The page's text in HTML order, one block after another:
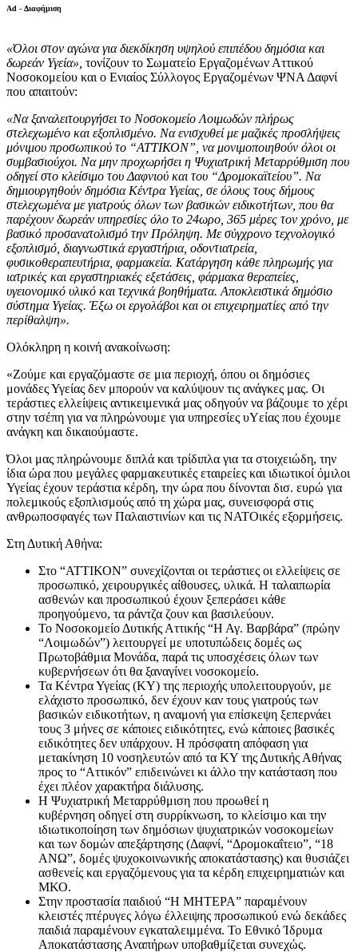
Ad - Διαφήμιση
«Όλοι στον αγώνα για διεκδίκηση υψηλού επιπέδου δημόσια και
δωρεάν Υγεία», τονίζουν το Σωματείο Εργαζομένων Αττικού
Νοσοκομείου και ο Ενιαίος Σύλλογος Εργαζομένων ΨΝΑ Δαφνί
που απαιτούν:
«Να ξαναλειτουργήσει το Νοσοκομείο Λοιμωδών πλήρως
στελεχωμένο και εξοπλισμένο. Να ενισχυθεί με μαζικές προσλήψεις
μόνιμου προσωπικού το “ΑΤΤΙΚΟΝ”, να μονιμοποιηθούν όλοι οι
συμβασιούχοι. Να μην προχωρήσει η Ψυχιατρική Μεταρρύθμιση που
οδηγεί στο κλείσιμο του Δαφνιού και του “Δρομοκαϊτείου”. Να
δημιουργηθούν δημόσια Κέντρα Υγείας, σε όλους τους δήμους
στελεχωμένα με γιατρούς όλων των βασικών ειδικοτήτων, που θα
παρέχουν δωρεάν υπηρεσίες όλο το 24ωρο, 365 μέρες τον χρόνο, με
βασικό προσανατολισμό την Πρόληψη. Με σύγχρονο τεχνολογικό
εξοπλισμό, διαγνωστικά εργαστήρια, οδοντιατρεία,
φυσικοθεραπευτήρια, φαρμακεία. Κατάργηση κάθε πληρωμής για
ιατρικές και εργαστηριακές εξετάσεις, φάρμακα θεραπείες,
υγειονομικό υλικό και τεχνικά βοηθήματα. Αποκλειστικά δημόσιο
σύστημα Υγείας. Έξω οι εργολάβοι και οι επιχειρηματίες από την
περίθαλψη».
Ολόκληρη η κοινή ανακοίνωση:
«Ζούμε και εργαζόμαστε σε μια περιοχή, όπου οι δημόσιες
μονάδες Υγείας δεν μπορούν να καλύψουν τις ανάγκες μας. Οι
τεράστιες ελλείψεις αντικειμενικά μας οδηγούν να βάζουμε το χέρι
στην τσέπη για να πληρώνουμε για υπηρεσίες υΥείας που έχουμε
ανάγκη και δικαιούμαστε.
Όλοι μας πληρώνουμε διπλά και τρίδιπλα για τα στοιχειώδη, την
ίδια ώρα που μεγάλες φαρμακευτικές εταιρείες και ιδιωτικοί όμιλοι
Υγείας έχουν τεράστια κέρδη, την ώρα που δίνονται δισ. ευρώ για
πολεμικούς εξοπλισμούς από τη χώρα μας, συνεισφορά στις
ανθρωποσφαγές των Παλαιστινίων και τις ΝΑΤΟικές εξορμήσεις.
Στη Δυτική Αθήνα:
Στο “ΑΤΤΙΚΟΝ” συνεχίζονται οι τεράστιες οι ελλείψεις σε
προσωπικό, χειρουργικές αίθουσες, υλικά. Η ταλαιπωρία
ασθενών και προσωπικού έχουν ξεπεράσει κάθε
προηγούμενο, τα ράντζα ζουν και βασιλεύουν.
Το Νοσοκομείο Δυτικής Αττικής “Η Αγ. Βαρβάρα” (πρώην
“Λοιμωδών”) λειτουργεί με υποτυπώδεις δομές ως
Πρωτοβάθμια Μονάδα, παρά τις υποσχέσεις όλων των
κυβερνήσεων ότι θα ξαναγίνει νοσοκομείο.
Τα Κέντρα Υγείας (ΚΥ) της περιοχής υπολειτουργούν, με
ελάχιστο προσωπικό, δεν έχουν καν τους γιατρούς των
βασικών ειδικοτήτων, η αναμονή για επίσκεψη ξεπερνάει
τους 3 μήνες σε κάποιες ειδικότητες, ενώ κάποιες βασικές
ειδικότητες δεν υπάρχουν. Η πρόσφατη απόφαση για
μετακίνηση 10 νοσηλευτών από τα ΚΥ της Δυτικής Αθήνας
προς το “Αττικόν” επιδεινώνει κι άλλο την κατάσταση που
έχει πλέον χαρακτήρα διάλυσης.
Η Ψυχιατρική Μεταρρύθμιση που προωθεί η
κυβέρνηση οδηγεί στη συρρίκνωση, το κλείσιμο και την
ιδιωτικοποίηση των δημόσιων ψυχιατρικών νοσοκομείων
και των δομών απεξάρτησης (Δαφνί, “Δρομοκαΐτειο”, “18
ΑΝΩ”, δομές ψυχοκοινωνικής αποκατάστασης) και θυσιάζει
ασθενείς και εργαζόμενους για τα κέρδη επιχειρηματιών και
ΜΚΟ.
Στην προστασία παιδιού “Η ΜΗΤΕΡΑ” παραμένουν
κλειστές πτέρυγες λόγω έλλειψης προσωπικού ενώ δεκάδες
παιδιά παραμένουν εγκαταλειμμένα. Το Εθνικό Ίδρυμα
Αποκατάστασης Αναπήρων υποβαθμίζεται συνεχώς.